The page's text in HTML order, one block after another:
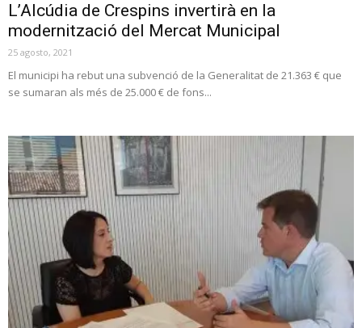
L’Alcúdia de Crespins invertirà en la
modernització del Mercat Municipal
25 agosto, 2021
El municipi ha rebut una subvenció de la Generalitat de 21.363 € que
se sumaran als més de 25.000 € de fons...